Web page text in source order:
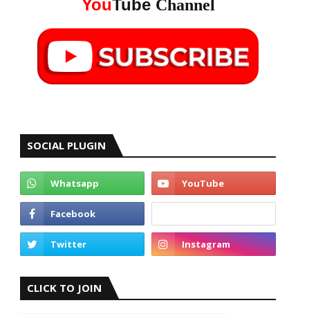
YouTube Channel
SOCIAL PLUGIN
CLICK TO JOIN